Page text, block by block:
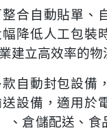
合自動貼單、
降低人工包裝
建立高效率的物
自動封包設備
設備，適用於
、倉儲配送、食